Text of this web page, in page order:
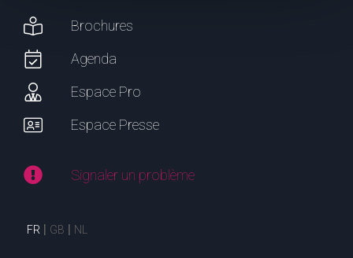
Brochures
Agenda
Espace Pro
Espace Presse
Signaler un problème
FR GB NL